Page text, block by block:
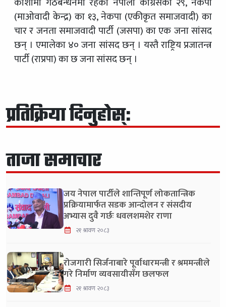
(माओवादी केन्द्र) का १३, नेकपा (एकीकृत समाजवादी) का
चार र जनता समाजवादी पार्टी (जसपा) का एक जना सांसद
छन् । एमालेका ४० जना सांसद छन् । यस्तै राष्ट्रिय प्रजातन्त्र
पार्टी (राप्रपा) का छ जना सांसद छन् ।
प्रतिक्रिया दिनुहोस्:
ताजा समाचार
जय नेपाल पार्टीले शान्तिपूर्ण लोकतान्त्रिक
प्रक्रियामार्फत सडक आन्दोलन र संसदीय
अभ्यास दुवै गर्छः धवलशमशेर राणा
२१ श्रावण २०८३
रोजगारी सिर्जनाबारे पूर्वाधारमन्त्री र श्रममन्त्रीले
गरे निर्माण व्यवसायीसँग छलफल
२१ श्रावण २०८३